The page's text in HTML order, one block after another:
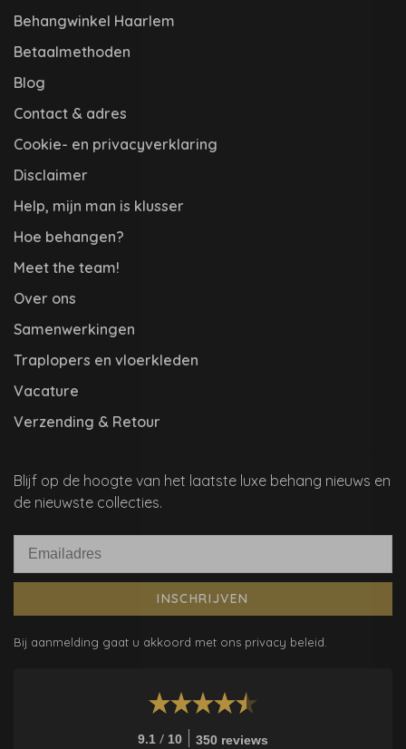
Behangwinkel Haarlem
Betaalmethoden
Blog
Contact & adres
Cookie- en privacyverklaring
Disclaimer
Help, mijn man is klusser
Hoe behangen?
Meet the team!
Over ons
Samenwerkingen
Traplopers en vloerkleden
Vacature
Verzending & Retour
Blijf op de hoogte van het laatste luxe behang nieuws en
de nieuwste collecties.
INSCHRIJVEN
Bij aanmelding gaat u akkoord met ons privacy beleid.
9.1 / 10 350 reviews